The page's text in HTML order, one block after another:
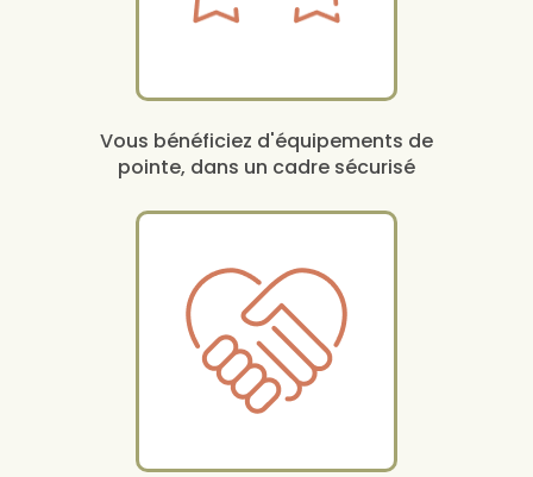
Vous bénéficiez d'équipements de
pointe, dans un cadre sécurisé